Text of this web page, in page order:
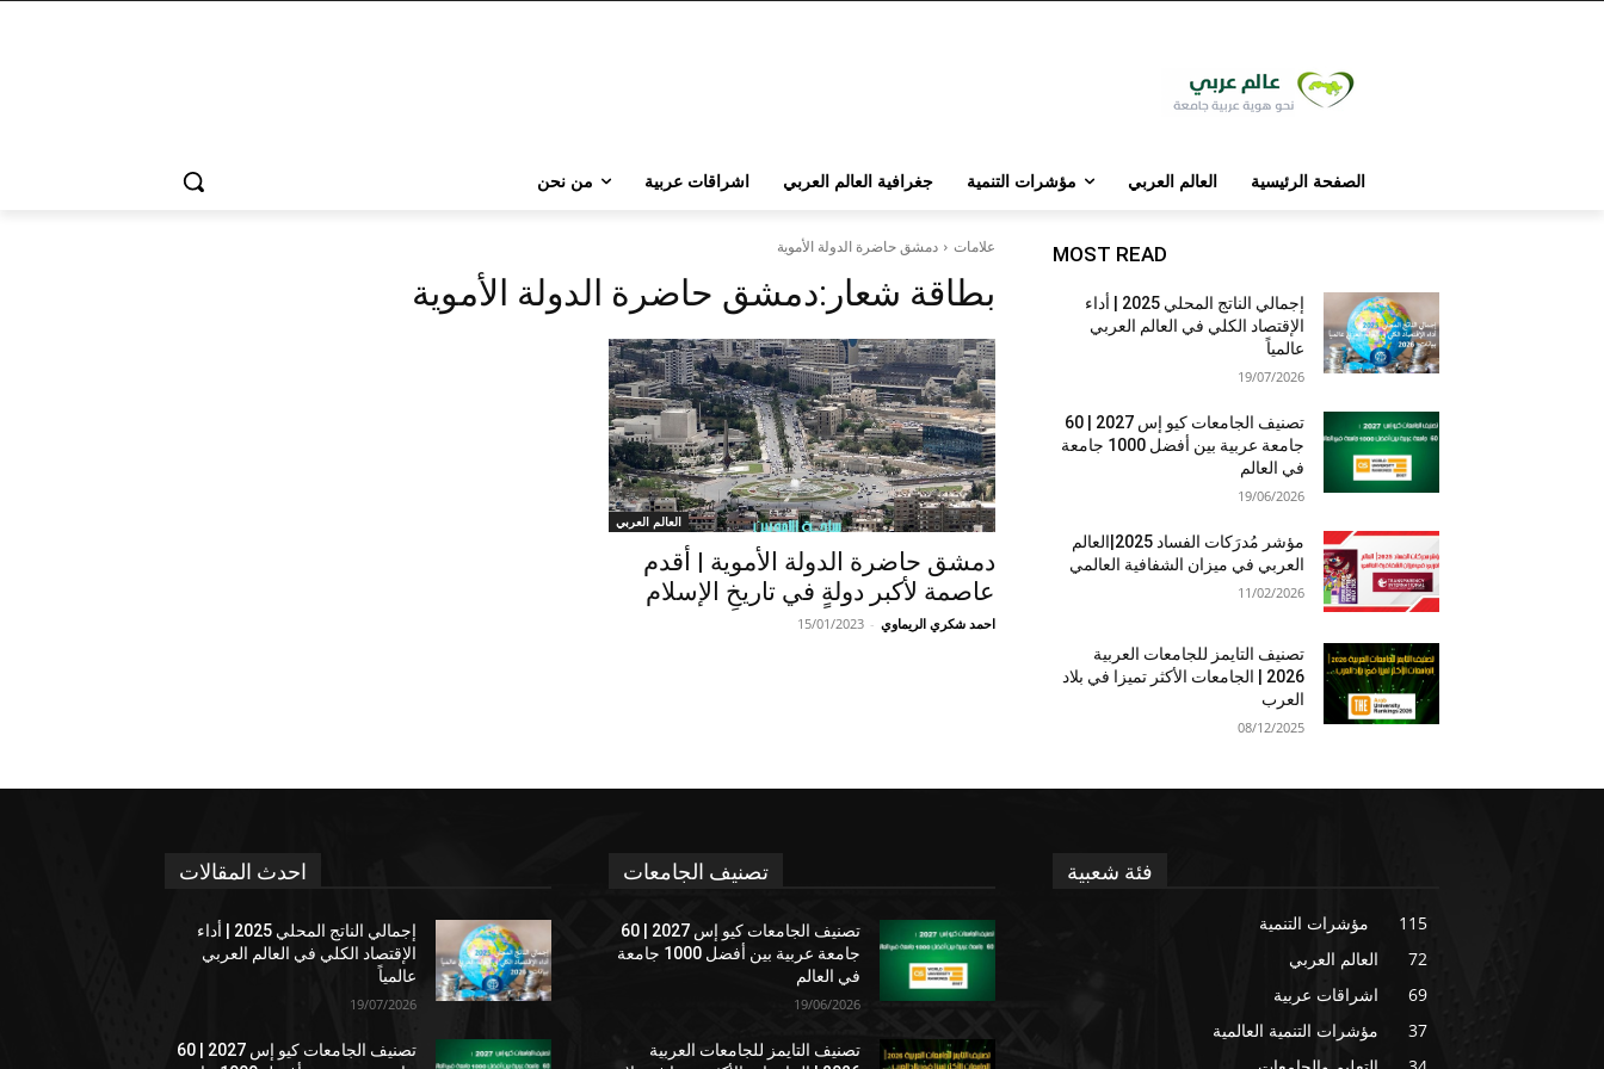
الصفحة الرئيسية العالم العربي مؤشرات التنمية جغرافية العالم العربي اشراقات عربية من نحن
علامات دمشق حاضرة الدولة الأموية
بطاقة شعار:دمشق حاضرة الدولة الأموية
العالم العربي
دمشق حاضرة الدولة الأموية | أقدم
عاصمة لأكبر دولةٍ في تاريخِ الإسلام
احمد شكري الريماوي -
15/01/2023
MOST READ
إجمالي الناتج المحلي 2025 | أداء
الإقتصاد الكلي في العالم العربي
عالمياً
19/07/2026
تصنيف الجامعات كيو إس 2027 | 60
جامعة عربية بين أفضل 1000 جامعة
في العالم
19/06/2026
مؤشر مُدرَكات الفساد 2025|العالم
العربي في ميزان الشفافية العالمي
11/02/2026
تصنيف التايمز للجامعات العربية
2026 | الجامعات الأكثر تميزا في بلاد
العرب
08/12/2025
احدث المقالات
إجمالي الناتج المحلي 2025 | أداء
الإقتصاد الكلي في العالم العربي
عالمياً
19/07/2026
تصنيف الجامعات كيو إس 2027 | 60
تصنيف الجامعات
تصنيف الجامعات كيو إس 2027 | 60
جامعة عربية بين أفضل 1000 جامعة
في العالم
19/06/2026
تصنيف التايمز للجامعات العربية
فئة شعبية
مؤشرات التنمية
115
العالم العربي
72
اشراقات عربية
69
مؤشرات التنمية العالمية
37